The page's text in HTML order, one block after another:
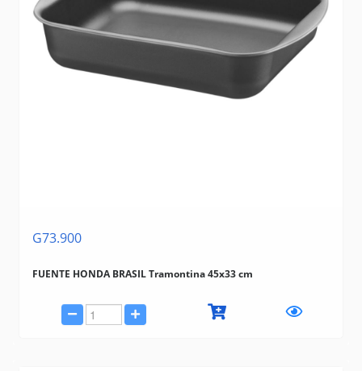
G73.900
FUENTE HONDA BRASIL Tramontina 45x33 cm